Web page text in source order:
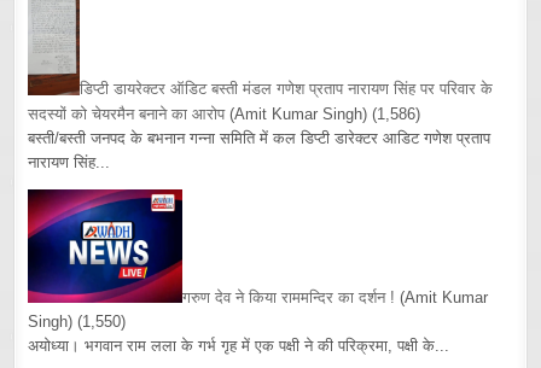
डिप्टी डायरेक्टर ऑडिट बस्ती मंडल गणेश प्रताप नारायण सिंह पर परिवार के
सदस्यों को चेयरमैन बनाने का आरोप (Amit Kumar Singh) (1,586)
बस्ती/बस्ती जनपद के बभनान गन्ना समिति में कल डिप्टी डारेक्टर आडिट गणेश प्रताप
नारायण सिंह...
गरुण देव ने किया राममन्दिर का दर्शन ! (Amit Kumar
Singh) (1,550)
अयोध्या। भगवान राम लला के गर्भ गृह में एक पक्षी ने की परिक्रमा, पक्षी के...